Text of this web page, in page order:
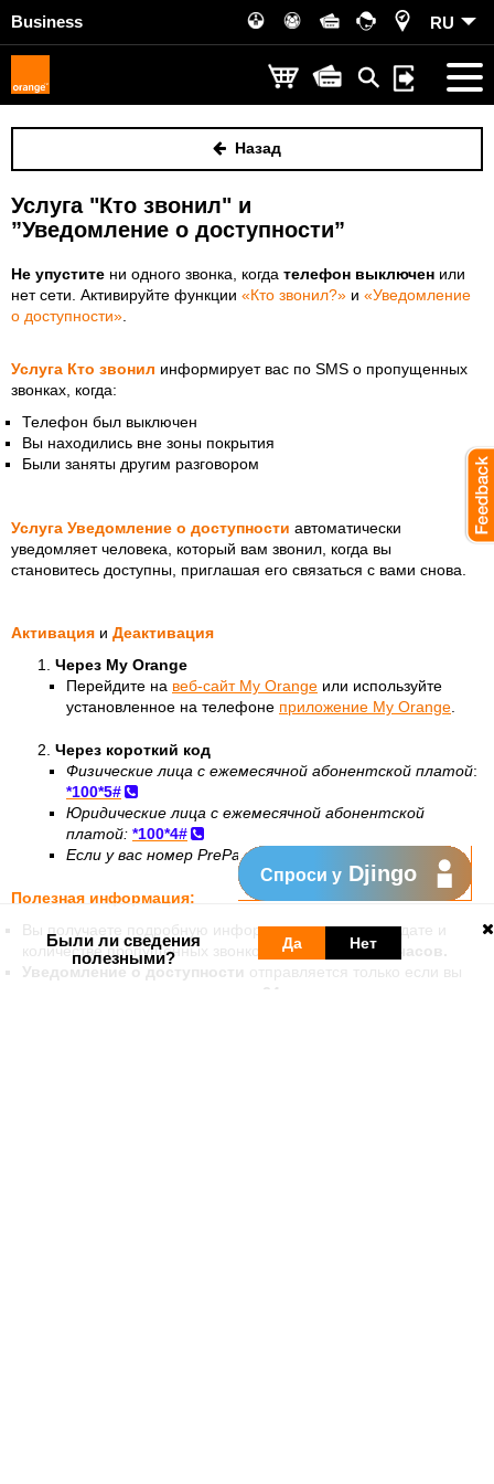
Business RU
Назад
Услуга "Кто звонил" и
”Уведомление о доступности”
Не упустите ни одного звонка, когда телефон выключен или
нет сети. Активируйте функции «Кто звонил?» и «Уведомление
о доступности»
Услуга Кто звонил информирует вас по SMS о пропущенных
звонках, когда:
Телефон был выключен
Вы находились вне зоны покрытия
Были заняты другим разговором
Услуга Уведомление о доступности автоматически
уведомляет человека, который вам звонил, когда вы
становитесь доступны, приглашая его связаться с вами снова.
Активация и Деактивация
Через My Orange
Перейдите на веб-сайт My Orange или используйте
установленное на телефоне приложение My Orange
Через короткий код
Физические лица с ежемесячной абонентской платой:
*100*5#
Юридические лица с ежемесячной абонентской
платой: *100*4#
Если у вас номер PrePay:
Полезная информация:
Вы получаете подробную информацию о времени, дате и
количестве пропущенных звонков за последние 12 часов.
Уведомление о доступности отправляется только если вы
24 часов после звонка
Были ли сведения
полезными?
Да Нет
Спроси у Djingo